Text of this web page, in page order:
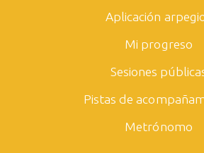
Aplicación
Mi progreso
Sesiones
Pistas de
Metrónomo